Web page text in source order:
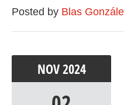
Posted by Blas
NOV2024